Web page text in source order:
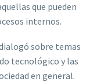
que pueden
internos.
sobre temas
tecnológico y las
en general.